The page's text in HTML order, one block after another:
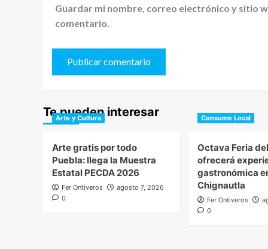
Guardar mi nombre, correo electrónico y sitio
comentario.
Te pueden interesar
Arte y Cultura
Arte gratis por todo
Puebla: llega la Muestra
Estatal PECDA 2026
Fer Ontiveros
agosto 7, 2026
0
Consume Local
Octava Feria
ofrecerá
gastronómica
Chignautla
Fer Ontiveros
0